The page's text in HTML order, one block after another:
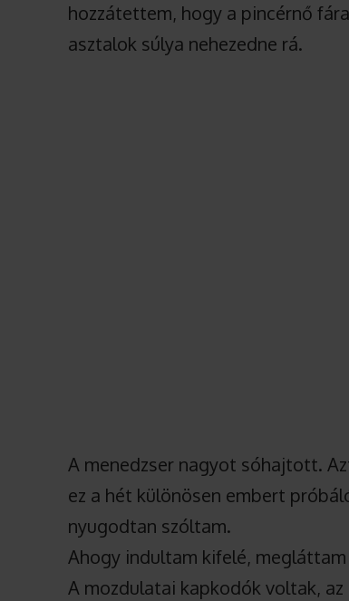
hozzátettem, hogy a pincérnő
asztalok súlya nehezedne rá.
A menedzser nagyot sóhajtott.
ez a hét különösen embert
nyugodtan szóltam.
Ahogy indultam kifelé,
A mozdulatai kapkodók voltak,